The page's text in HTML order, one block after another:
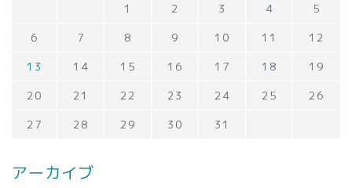
1
2 3 4
5
6
7 8 9 10 11
12
13
14 15 16 17 18
19
20
21 22 23 24 25
26
27
28 29 30 31
アーカイブ